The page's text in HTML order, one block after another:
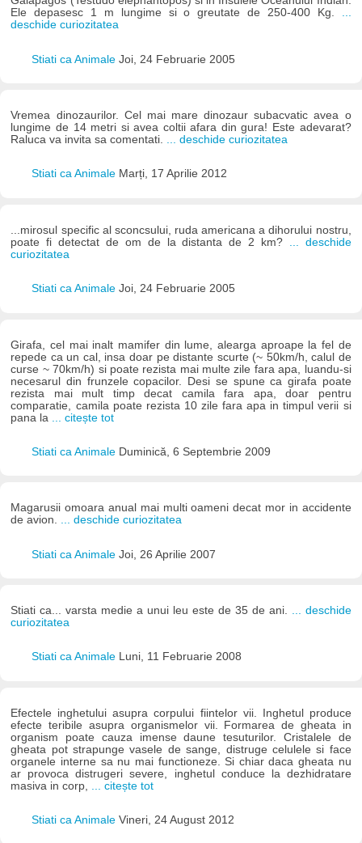
Ele depasesc 1 m lungime si o greutate de 250-400 Kg. ...
deschide curiozitatea
Stiati ca Animale Joi, 24 Februarie 2005
Vremea dinozaurilor. Cel mai mare dinozaur subacvatic avea o
lungime de 14 metri si avea coltii afara din gura! Este adevarat?
Raluca va invita sa comentati. ... deschide curiozitatea
Stiati ca Animale Marți, 17 Aprilie 2012
...mirosul specific al sconcsului, ruda americana a dihorului nostru,
poate fi detectat de om de la distanta de 2 km?
... deschide
curiozitatea
Stiati ca Animale Joi, 24 Februarie 2005
Girafa, cel mai inalt mamifer din lume, alearga aproape la fel de
repede ca un cal, insa doar pe distante scurte (~ 50km/h, calul de
curse ~ 70km/h) si poate rezista mai multe zile fara apa, luandu-si
necesarul din frunzele copacilor. Desi se spune ca girafa poate
rezista mai mult timp decat camila fara apa, doar pentru
comparatie, camila poate rezista 10 zile fara apa in timpul verii si
pana la
... citește tot
Stiati ca Animale Duminică, 6 Septembrie 2009
Magarusii omoara anual mai multi oameni decat mor in accidente
de avion. ... deschide curiozitatea
Stiati ca Animale Joi, 26 Aprilie 2007
Stiati ca... varsta medie a unui leu este de 35 de ani. ... deschide
curiozitatea
Stiati ca Animale Luni, 11 Februarie 2008
Efectele inghetului asupra corpului fiintelor vii. Inghetul produce
efecte teribile asupra organismelor vii. Formarea de gheata in
organism poate cauza imense daune tesuturilor. Cristalele de
gheata pot strapunge vasele de sange, distruge celulele si face
organele interne sa nu mai functioneze. Si chiar daca gheata nu
ar provoca distrugeri severe, inghetul conduce la dezhidratare
masiva in corp,
... citește tot
Stiati ca Animale Vineri, 24 August 2012